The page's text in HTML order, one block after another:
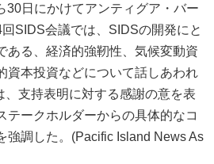
30日にかけてアンティグア・バー
SIDS会議では、SIDSの開発にと
ある、経済的強靭性、気候変動資
資本投資などについて話しあわれ
、支持表明に対する感謝の意を表
テークホルダーからの具体的なコ
強調した。(Pacific Island News As